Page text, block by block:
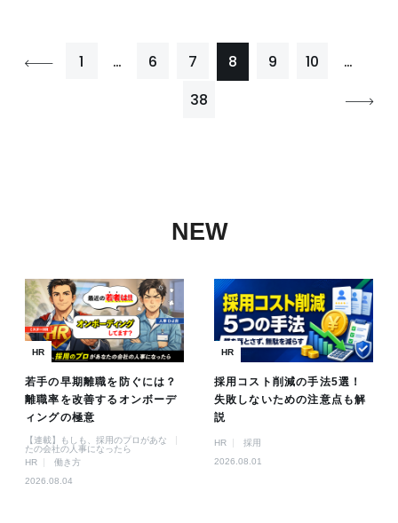
1 … 6 7 8 9 10
…
38
NEW
HR
若手の早期離職を防ぐには？
離職率を改善するオンボーデ
ィングの極意
【連載】もしも、採用のプロがあな
たの会社の人事になったら
HR
働き方
2026.08.04
HR
採用コスト削減の手法5選！
失敗しないための注意点も解
説
HR
採用
2026.08.01